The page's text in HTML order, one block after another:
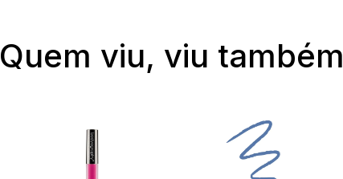
Quem viu, viu também